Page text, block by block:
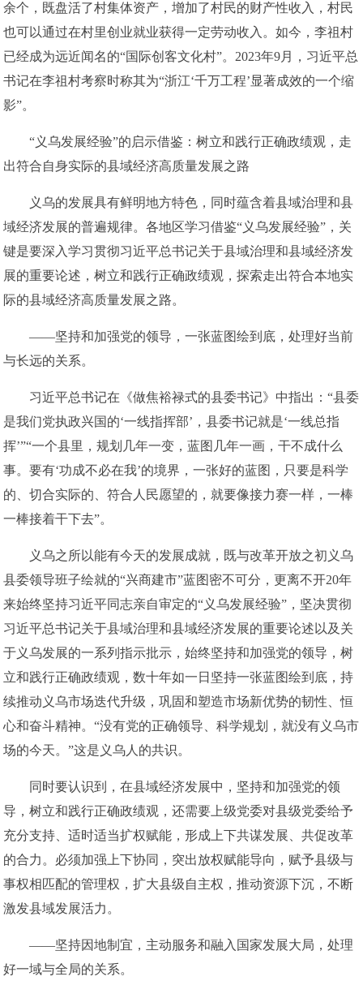
余个，既盘活了村集体资产，增加了村民的财产性收入，村民
也可以通过在村里创业就业获得一定劳动收入。如今，李祖村
已经成为远近闻名的“国际创客文化村”。2023年9月，习近平总
书记在李祖村考察时称其为“浙江‘千万工程’显著成效的一个缩
影”。
“义乌发展经验”的启示借鉴：树立和践行正确政绩观，走
出符合自身实际的县域经济高质量发展之路
义乌的发展具有鲜明地方特色，同时蕴含着县域治理和县
域经济发展的普遍规律。各地区学习借鉴“义乌发展经验”，关
键是要深入学习贯彻习近平总书记关于县域治理和县域经济发
展的重要论述，树立和践行正确政绩观，探索走出符合本地实
际的县域经济高质量发展之路。
——坚持和加强党的领导，一张蓝图绘到底，处理好当前
与长远的关系。
习近平总书记在《做焦裕禄式的县委书记》中指出：“县委
是我们党执政兴国的‘一线指挥部’，县委书记就是‘一线总指
挥’”“一个县里，规划几年一变，蓝图几年一画，干不成什么
事。要有‘功成不必在我’的境界，一张好的蓝图，只要是科学
的、切合实际的、符合人民愿望的，就要像接力赛一样，一棒
一棒接着干下去”。
义乌之所以能有今天的发展成就，既与改革开放之初义乌
县委领导班子绘就的“兴商建市”蓝图密不可分，更离不开20年
来始终坚持习近平同志亲自审定的“义乌发展经验”，坚决贯彻
习近平总书记关于县域治理和县域经济发展的重要论述以及关
于义乌发展的一系列指示批示，始终坚持和加强党的领导，树
立和践行正确政绩观，数十年如一日坚持一张蓝图绘到底，持
续推动义乌市场迭代升级，巩固和塑造市场新优势的韧性、恒
心和奋斗精神。“没有党的正确领导、科学规划，就没有义乌市
场的今天。”这是义乌人的共识。
同时要认识到，在县域经济发展中，坚持和加强党的领
导，树立和践行正确政绩观，还需要上级党委对县级党委给予
充分支持、适时适当扩权赋能，形成上下共谋发展、共促改革
的合力。必须加强上下协同，突出放权赋能导向，赋予县级与
事权相匹配的管理权，扩大县级自主权，推动资源下沉，不断
激发县域发展活力。
——坚持因地制宜，主动服务和融入国家发展大局，处理
好一域与全局的关系。